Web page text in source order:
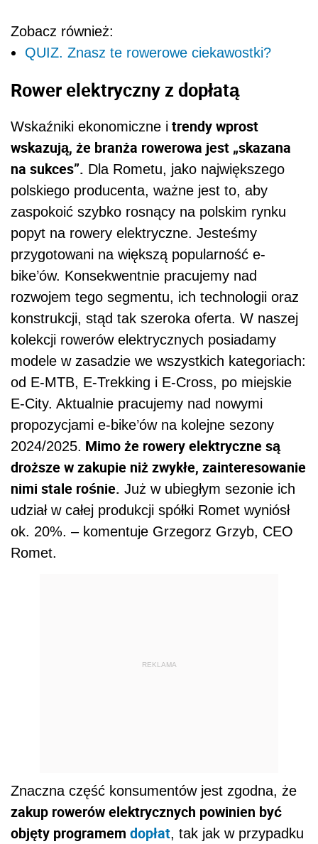
Zobacz również:
QUIZ. Znasz te rowerowe ciekawostki?
Rower elektryczny z dopłatą
Wskaźniki ekonomiczne i trendy wprost
wskazują, że branża rowerowa jest „skazana
na sukces”. Dla Rometu, jako największego
polskiego producenta, ważne jest to, aby
zaspokoić szybko rosnący na polskim rynku
popyt na rowery elektryczne. Jesteśmy
przygotowani na większą popularność e-
bike’ów. Konsekwentnie pracujemy nad
rozwojem tego segmentu, ich technologii oraz
konstrukcji, stąd tak szeroka oferta. W naszej
kolekcji rowerów elektrycznych posiadamy
modele w zasadzie we wszystkich kategoriach:
od E-MTB, E-Trekking i E-Cross, po miejskie
E-City. Aktualnie pracujemy nad nowymi
propozycjami e-bike’ów na kolejne sezony
2024/2025. Mimo że rowery elektryczne są
droższe w zakupie niż zwykłe, zainteresowanie
nimi stale rośnie. Już w ubiegłym sezonie ich
udział w całej produkcji spółki Romet wyniósł
ok. 20%. – komentuje Grzegorz Grzyb, CEO
Romet.
REKLAMA
Znaczna część konsumentów jest zgodna, że
zakup rowerów elektrycznych powinien być
objęty programem dopłat, tak jak w przypadku